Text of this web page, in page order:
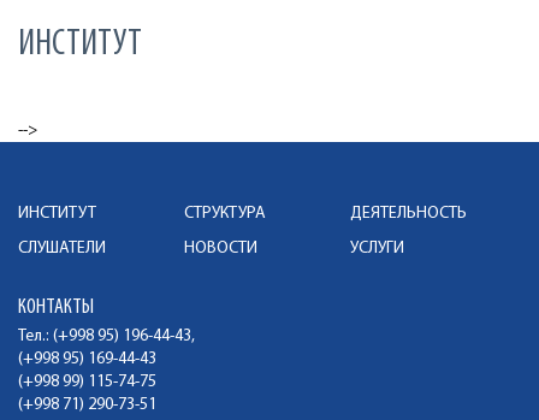
ИНСТИТУТ
-->
ИНСТИТУТ СТРУКТУРА
ДЕЯТЕЛЬНОСТЬ
СЛУШАТЕЛИ
НОВОСТИ УСЛУГИ
КОНТАКТЫ
Тел.: (+998 95) 196-44-43,
(+998 95) 169-44-43
(+998 99) 115-74-75
(+998 71) 290-73-51